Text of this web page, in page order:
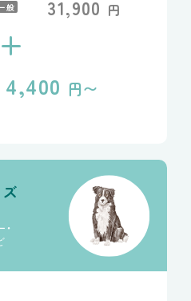
般 31,900 円
+
4,400 円〜